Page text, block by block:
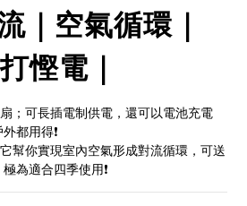
｜空氣循環｜
慳電｜
；可長插電制供電，還可以電池充電
都用得❗
幫你實現室內空氣形成對流循環，可送
為適合四季使用❗